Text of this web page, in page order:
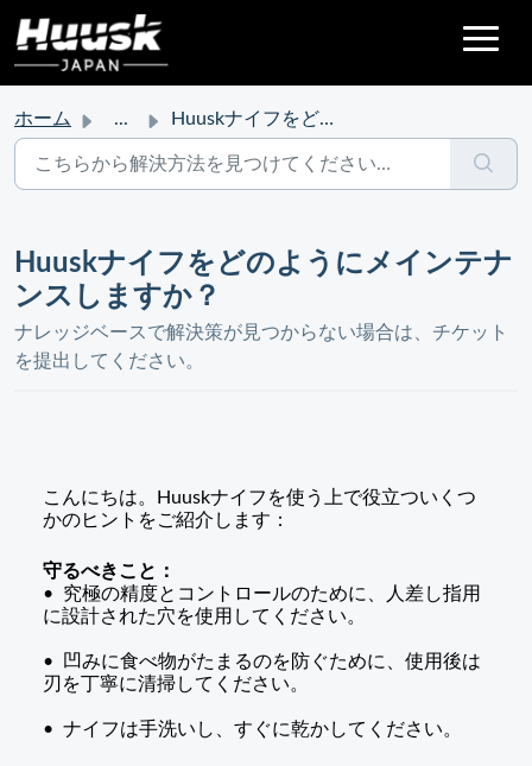
ホーム ... Huuskナイフをどのようにメインテナンスしますか？
Huuskナイフをどのようにメインテナ
ンスしますか？
ナレッジベースで解決策が見つからない場合は、チケット
を提出してください。
こんにちは。Huuskナイフを使う上で役立ついくつ
かのヒントをご紹介します：
守るべきこと：
•
究極の精度とコントロールのために、人差し指用
に設計された穴を使用してください。
•
凹みに食べ物がたまるのを防ぐために、使用後は
刃を丁寧に清掃してください。
• ナイフは手洗いし、すぐに乾かしてください。